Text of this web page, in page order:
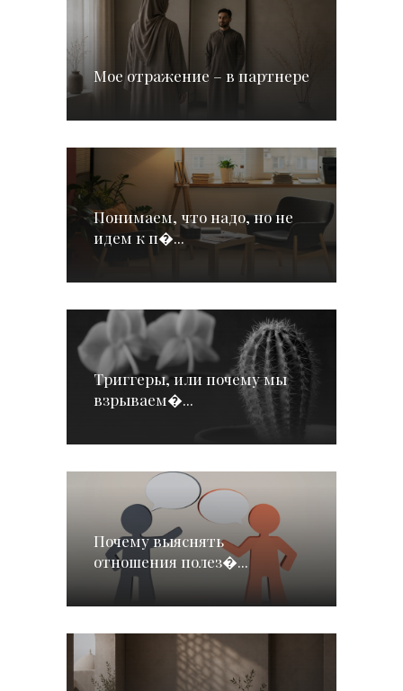
Мое отражение – в партнере
Понимаем, что надо, но не
идем к п�...
Триггеры, или почему мы
взрываем�...
Почему выяснять
отношения полез�...